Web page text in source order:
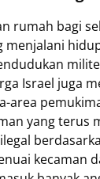
rumah bagi
menjalani
Israel juga
area
yang terus
kecaman